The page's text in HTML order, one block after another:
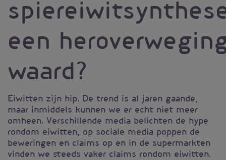
een
waard?
Eiwitten zijn hip. De trend is al jaren gaande,
maar inmiddels kunnen we er echt niet meer
omheen. Verschillende media belichten de hype
rondom eiwitten, op sociale media poppen de
beweringen en claims op en in de supermarkten
vinden we steeds vaker claims rondom eiwitten.